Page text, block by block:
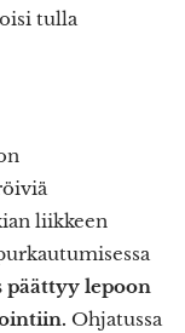
tulla
liikkeen
päättyy lepoon
Ohjatussa